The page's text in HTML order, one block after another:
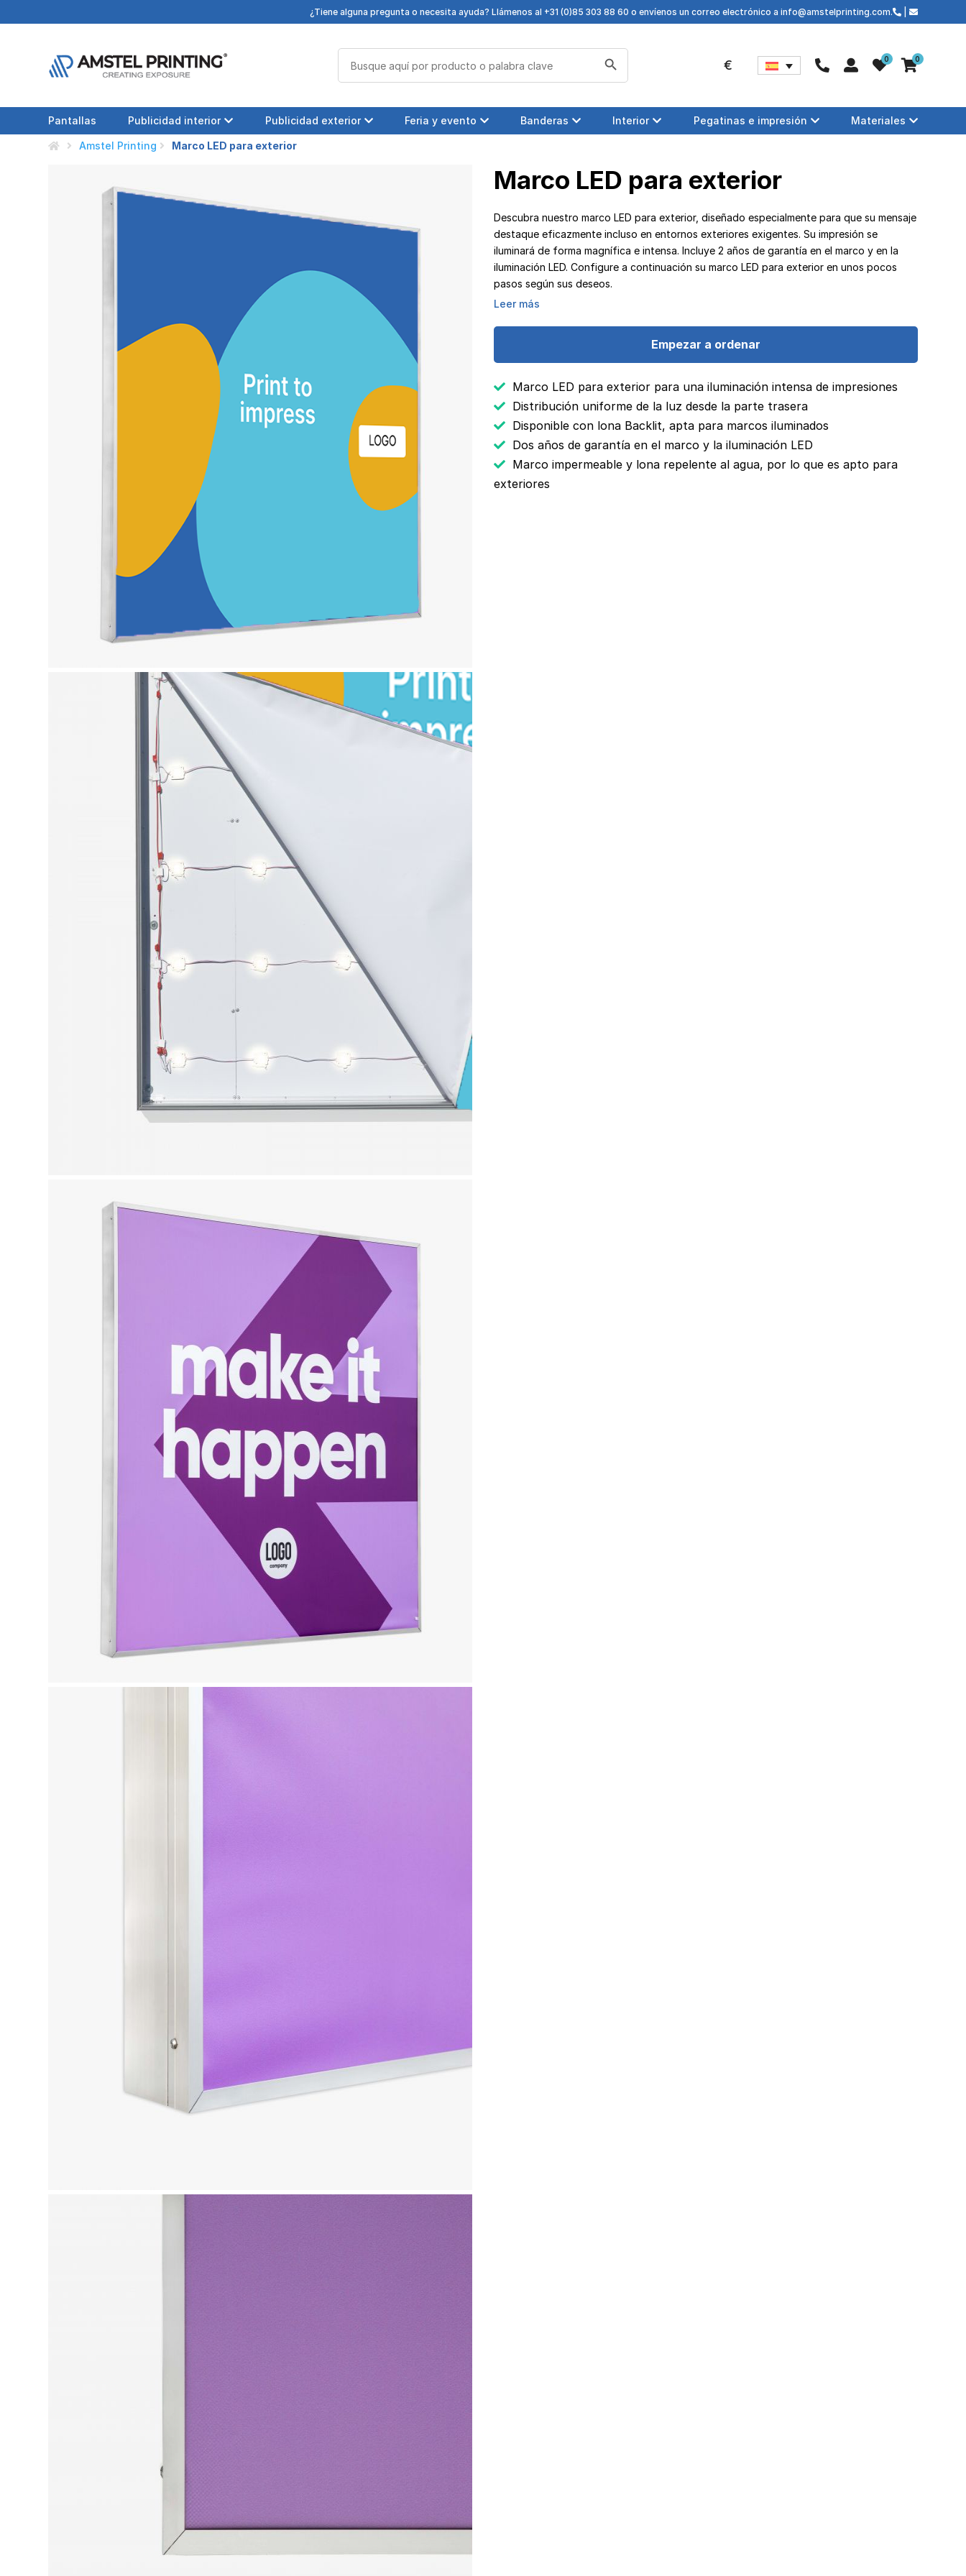
¿Tiene alguna pregunta o necesita ayuda? Llámenos al +31 (0)85 303 88 60 o envíenos un correo electrónico a info@amstelprinting.com.
Botón de búsqueda
€ 0 0
Pantallas Publicidad interior Publicidad exterior Feria y evento Banderas Interior Pegatinas e impresión Materiales
Amstel Printing Marco LED para exterior
Marco LED para exterior
Descubra nuestro marco LED para exterior, diseñado especialmente para que su mensaje
destaque eficazmente incluso en entornos exteriores exigentes. Su impresión se
iluminará de forma magnífica e intensa. Incluye 2 años de garantía en el marco y en la
iluminación LED. Configure a continuación su marco LED para exterior en unos pocos
pasos según sus deseos.
Leer más
Empezar a ordenar
Marco LED para exterior para una iluminación intensa de impresiones
Distribución uniforme de la luz desde la parte trasera
Disponible con lona Backlit, apta para marcos iluminados
Dos años de garantía en el marco y la iluminación LED
Marco impermeable y lona repelente al agua, por lo que es apto para
exteriores